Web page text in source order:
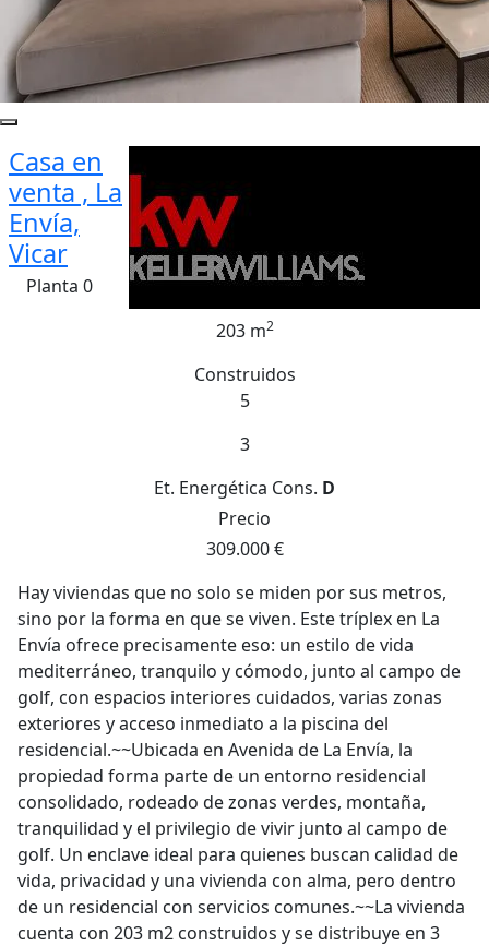
Casa en
venta , La
Envía,
Vicar
Planta 0
203 m2
Construidos
5
3
Et. Energética Cons. D
Precio
309.000 €
Hay viviendas que no solo se miden por sus metros,
sino por la forma en que se viven. Este tríplex en La
Envía ofrece precisamente eso: un estilo de vida
mediterráneo, tranquilo y cómodo, junto al campo de
golf, con espacios interiores cuidados, varias zonas
exteriores y acceso inmediato a la piscina del
residencial.~~Ubicada en Avenida de La Envía, la
propiedad forma parte de un entorno residencial
consolidado, rodeado de zonas verdes, montaña,
tranquilidad y el privilegio de vivir junto al campo de
golf. Un enclave ideal para quienes buscan calidad de
vida, privacidad y una vivienda con alma, pero dentro
de un residencial con servicios comunes.~~La vivienda
cuenta con 203 m2 construidos y se distribuye en 3